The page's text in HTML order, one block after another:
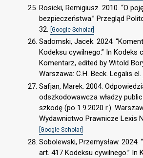
Rosicki, Remigiusz. 2010. “O
bezpieczeństwa.” Przegląd
32.
[Google Scholar]
Sadomski, Jacek. 2024.
Kodeksu cywilnego.” In Kodeks
Komentarz, edited by Witold
Warszawa: C.H. Beck. Legalis el.
Safjan, Marek. 2004.
odszkodowawcza władzy
szkodę (po 1.9.2020 r.).
Wydawnictwo Prawnicze Lexis
[Google Scholar]
Sobolewski, Przemysław. 2024.
art. 417 Kodeksu cywilnego.” In